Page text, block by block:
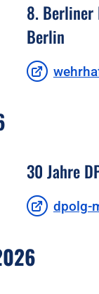
8. Berliner
Berlin
30 Jahre
dpolg-